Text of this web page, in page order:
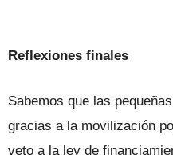
Reflexiones finales
Sabemos que las
gracias a la movilización
veto a la ley de